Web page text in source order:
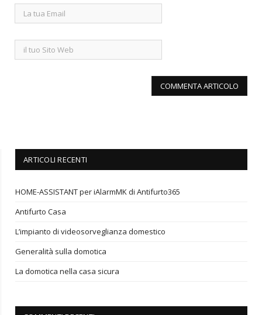
ARTICOLI RECENTI
HOME-ASSISTANT per iAlarmMK di Antifurto365
Antifurto Casa
L’impianto di videosorveglianza domestico
Generalità sulla domotica
La domotica nella casa sicura